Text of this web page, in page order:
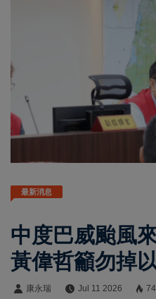
最新消息
中度巴威颱風
黃偉哲籲勿掉
颱！
康永瑞 Jul 11 2026